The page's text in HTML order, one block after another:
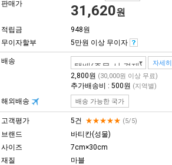
판매가 31,620원
적립금
948원
무이자할부
5만원 이상 무이자
배송 자세히
2,800원 (30,000원 이상 무료)
추가배송비 : 500원 (지역별)
해외배송 배송 가능한 국가
고객평가 5건 ★★★★★ (5/5)
브랜드
바티칸(성물)
사이즈
7cm×30cm
재질
마블